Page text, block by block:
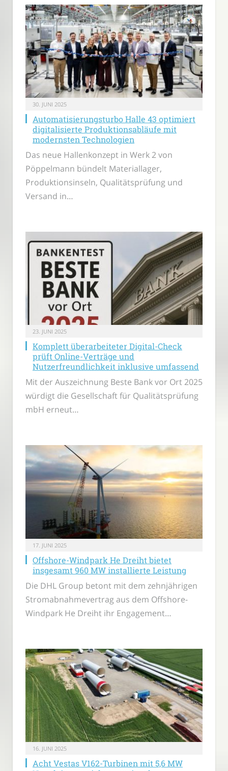
30. JUNI 2025
Automatisierungsturbo Halle 43 optimiert
digitalisierte Produktionsabläufe mit
modernsten Technologien
Das neue Hallenkonzept in Werk 2 von
Pöppelmann bündelt Materiallager,
Produktionsinseln, Qualitätsprüfung und
Versand in…
23. JUNI 2025
Komplett überarbeiteter Digital-Check
prüft Online-Verträge und
Nutzerfreundlichkeit inklusive umfassend
Mit der Auszeichnung Beste Bank vor Ort 2025
würdigt die Gesellschaft für Qualitätsprüfung
mbH erneut…
17. JUNI 2025
Offshore-Windpark He Dreiht bietet
insgesamt 960 MW installierte Leistung
Die DHL Group betont mit dem zehnjährigen
Stromabnahmevertrag aus dem Offshore-
Windpark He Dreiht ihr Engagement…
16. JUNI 2025
Acht Vestas V162-Turbinen mit 5,6 MW